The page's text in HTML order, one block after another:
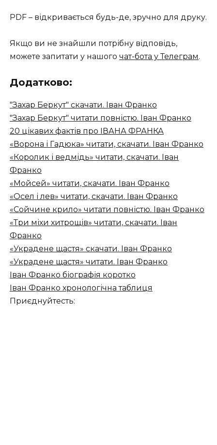
PDF – відкривається будь-де, зручно для друку.
Якщо ви не знайшли потрібну відповідь,
можете запитати у нашого чат-бота у Телеграм.
Додатково:
"Захар Беркут" скачати. Іван Франко
"Захар Беркут" читати повністю. Іван Франко
20 цікавих фактів про ІВАНА ФРАНКА
«Ворона і Гадюка» читати, скачати. Іван Франко
«Королик і ведмідь» читати, скачати. Іван
Франко
«Мойсей» читати, скачати. Іван Франко
«Осел і лев» читати, скачати. Іван Франко
«Сойчине крило» читати повністю. Іван Франко
«Три міхи хитрощів» читати, скачати. Іван
Франко
«Украдене щастя» скачати. Іван Франко
«Украдене щастя» читати. Іван Франко
Іван Франко біографія коротко
Іван Франко хронологічна таблиця
Приєднуйтесть: